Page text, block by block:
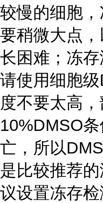
较慢的细胞
要稍微大点
长困难；冻
请使用细胞
度不要太高
10%DMSO
亡，所以
是比较推荐
议设置冻存